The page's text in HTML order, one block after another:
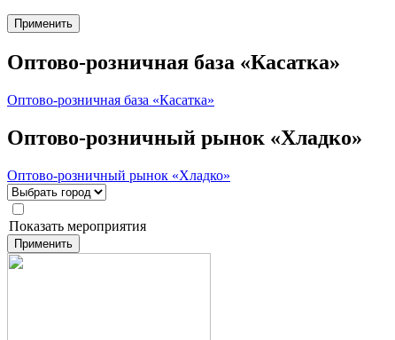
Применить
Оптово-розничная база «Касатка»
Оптово-розничная база «Касатка»
Оптово-розничный рынок «Хладко»
Оптово-розничный рынок «Хладко»
Мероприятия
Показать мероприятия
Применить